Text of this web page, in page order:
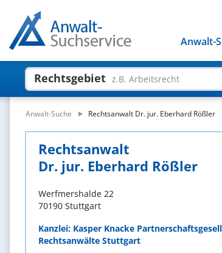
Anwalt-
Rechtsgebiet z.B. Arbeitsrecht
Anwalt-Suche Rechtsanwalt Dr. jur. Eberhard Rößler
Rechtsanwalt
Dr. jur. Eberhard Rößler
Werfmershalde 22
70190 Stuttgart
Kanzlei: Kasper Knacke
Rechtsanwälte Stuttgart